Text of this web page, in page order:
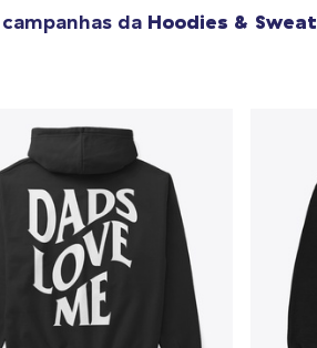
da Hoodies &